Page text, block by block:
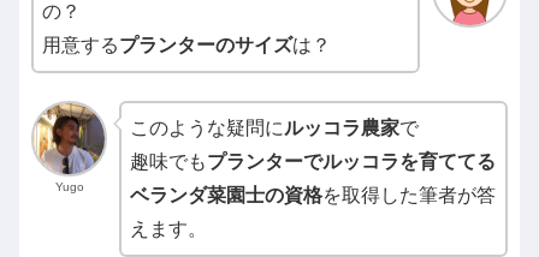
の？
用意するプランターのサイズは？
Yugo
このような疑問にルッコラ農家で
趣味でもプランターでルッコラを育ててる
ベランダ菜園士の資格を取得した筆者が答
えます。